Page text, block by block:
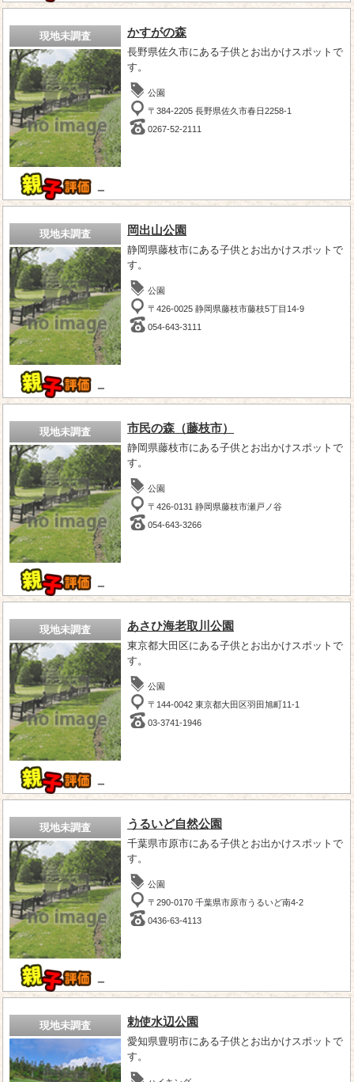
現地未調査
－
かすがの森
長野県佐久市にある子供とお出かけスポットで
す。
公園
〒384-2205 長野県佐久市春日2258-1
0267-52-2111
現地未調査
－
岡出山公園
静岡県藤枝市にある子供とお出かけスポットで
す。
公園
〒426-0025 静岡県藤枝市藤枝5丁目14-9
054-643-3111
現地未調査
－
市民の森（藤枝市）
静岡県藤枝市にある子供とお出かけスポットで
す。
公園
〒426-0131 静岡県藤枝市瀬戸ノ谷
054-643-3266
現地未調査
－
あさひ海老取川公園
東京都大田区にある子供とお出かけスポットで
す。
公園
〒144-0042 東京都大田区羽田旭町11-1
03-3741-1946
現地未調査
－
うるいど自然公園
千葉県市原市にある子供とお出かけスポットで
す。
公園
〒290-0170 千葉県市原市うるいど南4-2
0436-63-4113
現地未調査 勅使水辺公園
愛知県豊明市にある子供とお出かけスポットで
す。